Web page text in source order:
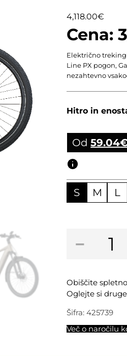
4,118.00€
Električno treking
Line PX pogon,
nezahtevno
Hitro in
Od59.04
S M L
−
treking
E-
Horizon
Tour
20
Belt
26
Obiščite
Oglejte si
Šifra:425739
Več o naročilu